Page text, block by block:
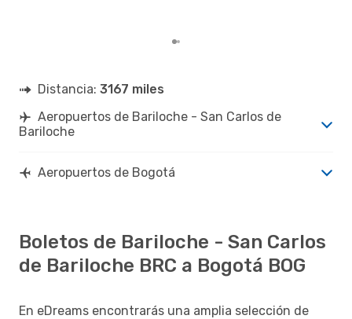
Distancia: 3167 miles
Aeropuertos de Bariloche - San Carlos de
Bariloche
Aeropuertos de Bogotá
Boletos de Bariloche - San Carlos
de Bariloche BRC a Bogotá BOG
En eDreams encontrarás una amplia selección de